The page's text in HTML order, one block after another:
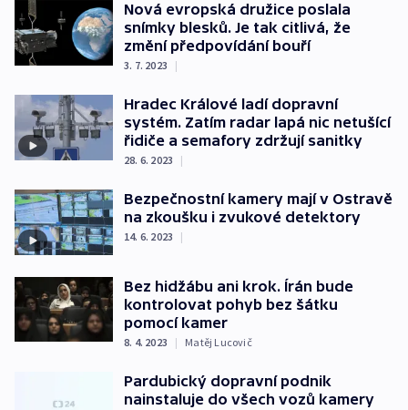
Nová evropská družice poslala
snímky blesků. Je tak citlivá, že
změní předpovídání bouří
3. 7. 2023 |
Hradec Králové ladí dopravní
systém. Zatím radar lapá nic netušící
řidiče a semafory zdržují sanitky
28. 6. 2023 |
Bezpečnostní kamery mají v Ostravě
na zkoušku i zvukové detektory
14. 6. 2023 |
Bez hidžábu ani krok. Írán bude
kontrolovat pohyb bez šátku
pomocí kamer
8. 4. 2023 | Matěj Lucovič
Pardubický dopravní podnik
nainstaluje do všech vozů kamery